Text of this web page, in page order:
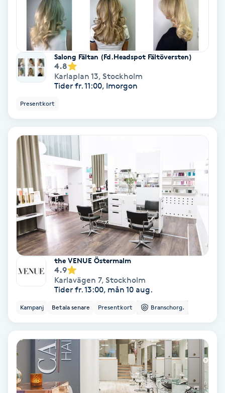
Regndroppsmassage
Reikihealing
Reiki massage
Restorative Yoga
Rosacea
Rosenmetoden
Ryggmassage
Samtalsterapi
Senioryoga
Sjukgymnastik
Skalpmassage
Salong Fältan (Fd.Headspot Fältöversten)
4.8
Karlaplan 13, Stockholm
Tider fr. 11:00, Imorgon
Presentkort
the VENUE Östermalm
4.9
Karlavägen 7, Stockholm
Tider fr. 13:00, mån 10 aug.
Kampanj Betala senare Presentkort Branschorg.